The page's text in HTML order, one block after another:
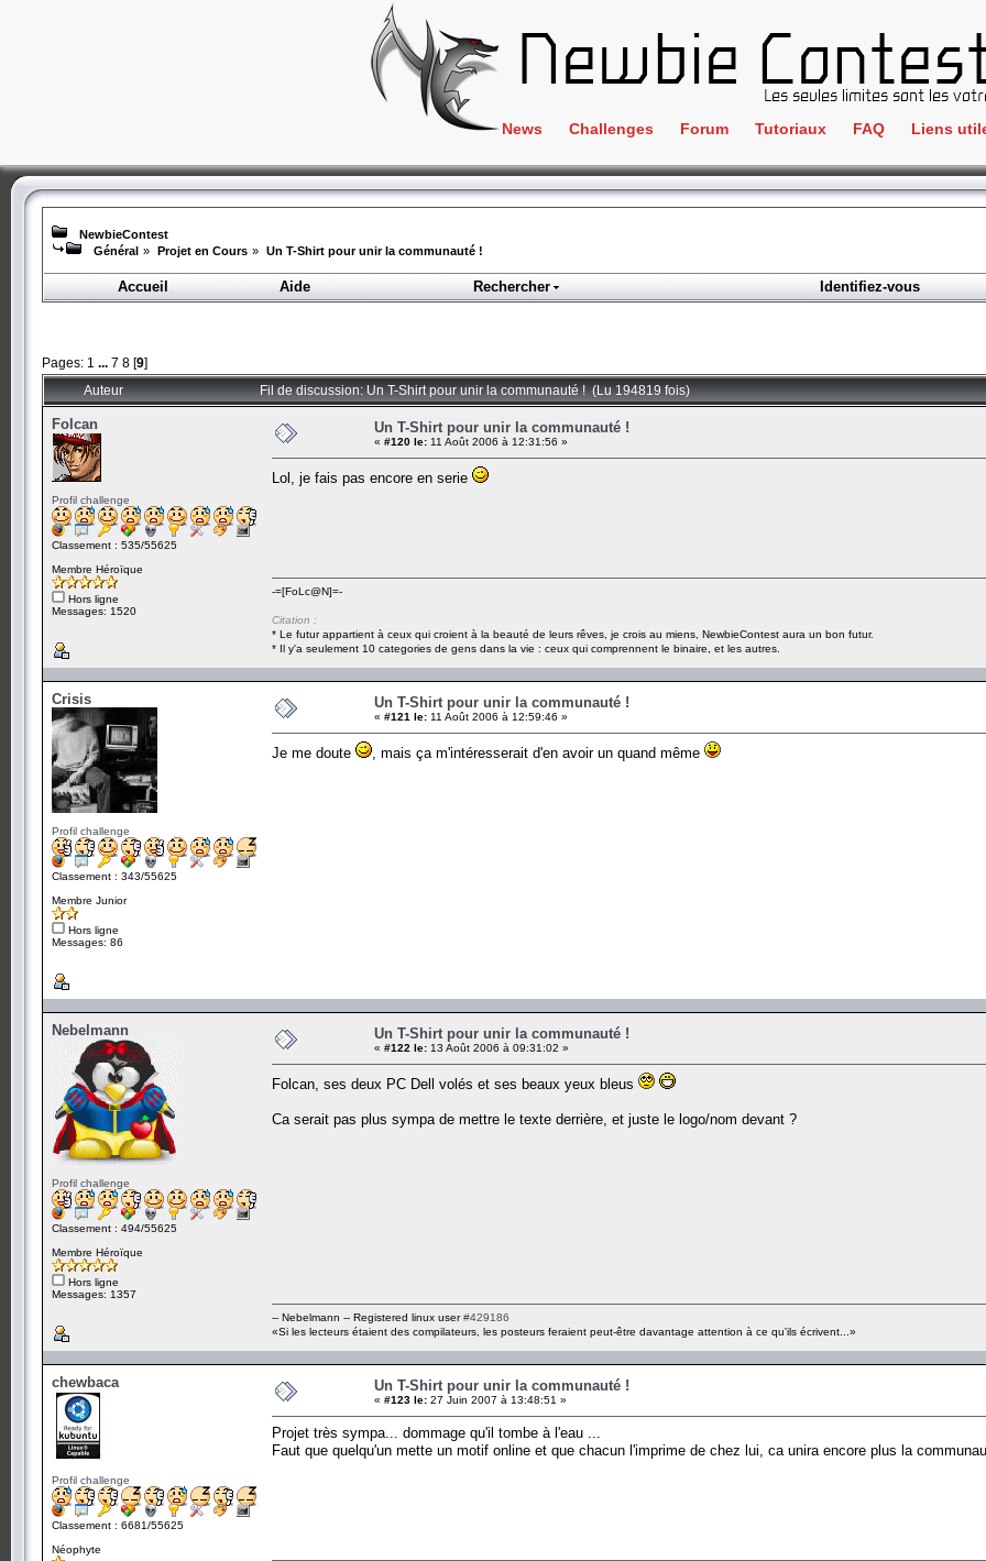
News Challenges
Crackme
ClientSide
Forensics
Programmation
Stéganographie
Wargame
Forum Tutoriaux FAQ Liens
IRC
NewbieContest
Général » Projet en Cours » Un T-Shirt pour unir la communauté !
Accueil
Aide Rechercher Identifiez-vous
Pages: 1 ... 7 8 [9]
Auteur Fil de discussion: Un T-Shirt pour unir la communauté ! (Lu 194819 fois)
Folcan
Profil challenge
Classement : 535/55625
Membre Héroïque
Hors ligne
Messages: 1520
Un T-Shirt pour unir la communauté !
« #120 le: 11 Août 2006 à 12:31:56 »
Lol, je fais pas encore en serie
-=[FoLc@N]=-
Citation :
* Le futur appartient à ceux qui croient à la beauté de leurs rêves, je crois au miens, NewbieContest aura un bon futur.
* Il y'a seulement 10 categories de gens dans la vie : ceux qui comprennent le binaire, et les autres.
Crisis
Profil challenge
Classement : 343/55625
Membre Junior
Hors ligne
Messages: 86
Un T-Shirt pour unir la communauté !
« #121 le: 11 Août 2006 à 12:59:46 »
Je me doute , mais ça m'intéresserait d'en avoir un quand même
Nebelmann
Profil challenge
Classement : 494/55625
Membre Héroïque
Hors ligne
Messages: 1357
Un T-Shirt pour unir la communauté !
« #122 le: 13 Août 2006 à 09:31:02 »
Folcan, ses deux PC Dell volés et ses beaux yeux bleus
Ca serait pas plus sympa de mettre le texte derrière, et juste le logo/nom devant ?
-- Nebelmann -- Registered linux user#429186
«Si les lecteurs étaient des compilateurs, les posteurs feraient peut-être davantage attention à ce qu'ils écrivent...»
chewbaca
Profil challenge
Classement : 6681/55625
Néophyte
Un T-Shirt pour unir la communauté !
« #123 le: 27 Juin 2007 à 13:48:51 »
Projet très sympa... dommage qu'il tombe à l'eau ...
Faut que quelqu'un mette un motif online et que chacun l'imprime de chez lui, ca unira encore plus la